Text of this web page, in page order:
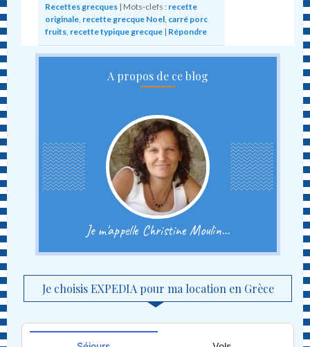
Recettes grecques | Mots-clefs : recette
originale recette grecque Noel carré porc
fruits recette typique grecque | Répondre
A propos de ce blog
Je m'appelle Christine Moulin...
Je choisis EXPEDIA pour ma location en Grèce